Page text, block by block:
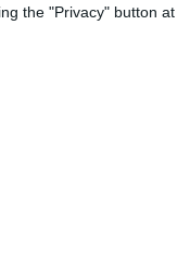
the "Privacy" button